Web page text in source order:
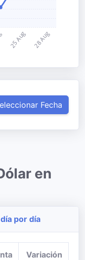
Fecha
en
por día
Variación